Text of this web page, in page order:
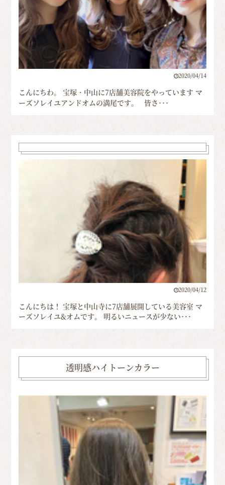
2020/04/14
こんにちわ。 宝塚・中山に7店舗美容院をやっています マ
ーズソレイユアンドオムの満尾です。 皆さ･･･
2020/04/12
こんにちは！ 宝塚と中山寺に7店舗展開している美容室 マ
ーズソレイユ&オムです。 明るいニュースが少ない･･･
透明感ハイトーンカラー